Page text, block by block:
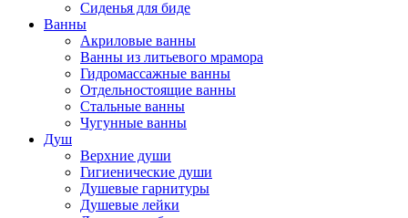
Сиденья для биде
Ванны
Акриловые ванны
Ванны из литьевого мрамора
Гидромассажные ванны
Отдельностоящие ванны
Стальные ванны
Чугунные ванны
Душ
Верхние души
Гигиенические души
Душевые гарнитуры
Душевые лейки